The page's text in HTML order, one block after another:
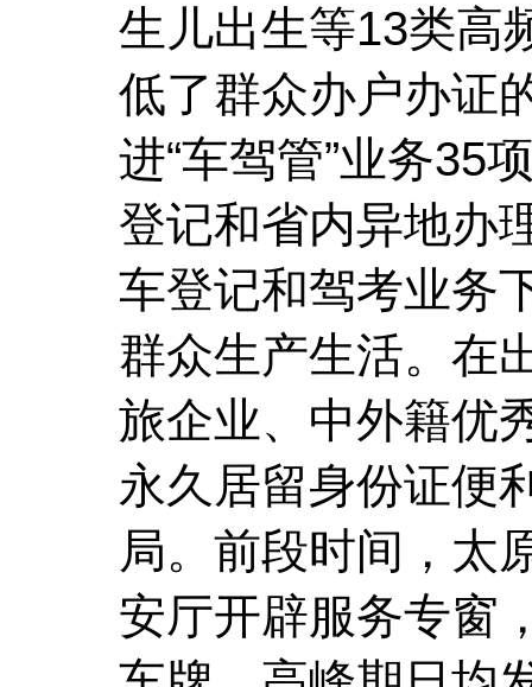
生儿出生等13类高
低了群众办户办证
进“车驾管”业务35
登记和省内异地办
车登记和驾考业务
群众生产生活。在
旅企业、中外籍优
永久居留身份证便
局。前段时间，太
安厅开辟服务专窗